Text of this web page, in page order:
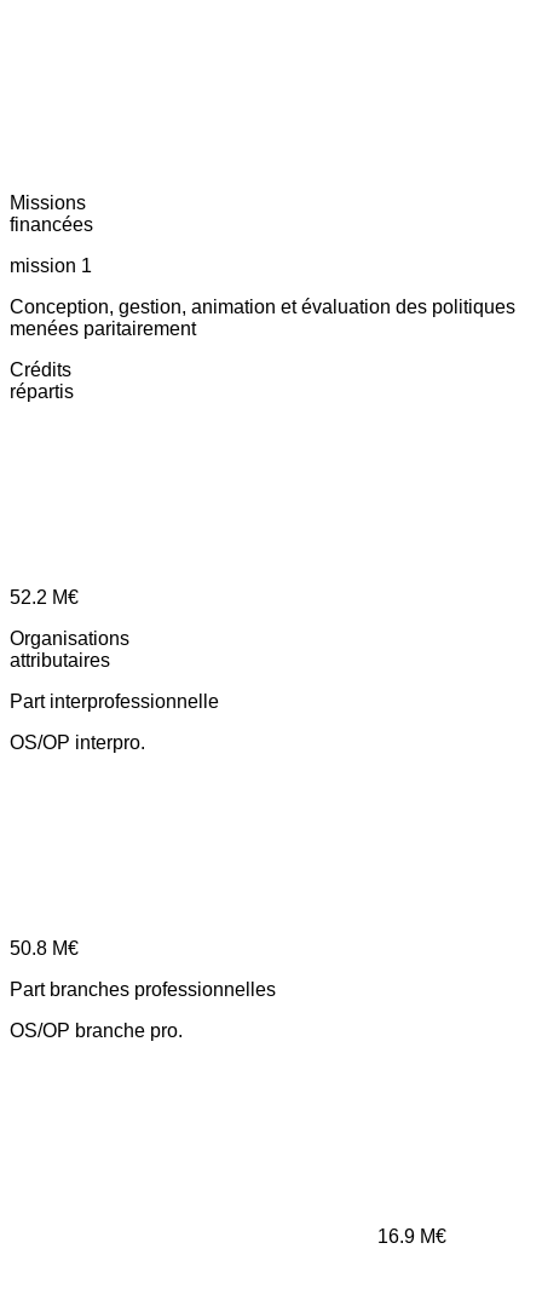
Missions
financées
mission 1
Conception, gestion, animation et évaluation des politiques
menées paritairement
Crédits
répartis
52.2 M€
Organisations
attributaires
Part interprofessionnelle
OS/OP interpro.
50.8 M€
Part branches professionnelles
OS/OP branche pro.
16.9 M€